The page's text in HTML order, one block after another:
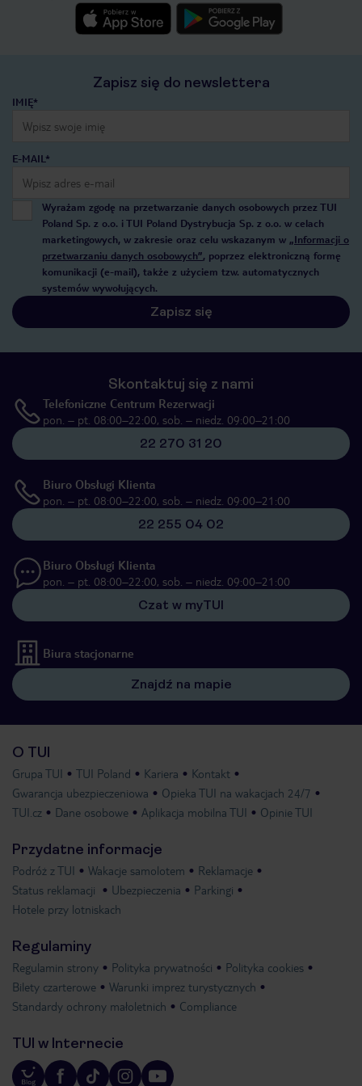
Zapisz się do newslettera
IMIĘ*
E-MAIL*
Wyrażam zgodę na przetwarzanie danych osobowych przez TUI
Poland Sp. z o.o. i TUI Poland Dystrybucja Sp. z o.o. w celach
marketingowych, w zakresie oraz celu wskazanym w „Informacji o
przetwarzaniu danych osobowych”, poprzez elektroniczną formę
komunikacji (e-mail), także z użyciem tzw. automatycznych
systemów wywołujących.
Zapisz się
Skontaktuj się z nami
Telefoniczne Centrum Rezerwacji
pon. – pt. 08:00–22:00, sob. – niedz. 09:00–21:00
22 270 31 20
Biuro Obsługi Klienta
pon. – pt. 08:00–22:00, sob. – niedz. 09:00–21:00
22 255 04 02
Biuro Obsługi Klienta
pon. – pt. 08:00–22:00, sob. – niedz. 09:00–21:00
Czat w myTUI
Biura stacjonarne
Znajdź na mapie
O TUI
Grupa TUI TUI Poland Kariera
Kontakt
Gwarancja ubezpieczeniowa
Opieka TUI na wakacjach 24/7
TUI.cz
Dane osobowe Aplikacja mobilna TUI Opinie TUI
Przydatne informacje
Podróż z TUI Wakacje samolotem
Reklamacje
Status reklamacji
Ubezpieczenia
Parkingi
Hotele przy lotniskach
Regulaminy
Regulamin strony Polityka prywatności
Polityka cookies
Bilety czarterowe
Warunki imprez turystycznych
Standardy ochrony małoletnich
Compliance
TUI w Internecie